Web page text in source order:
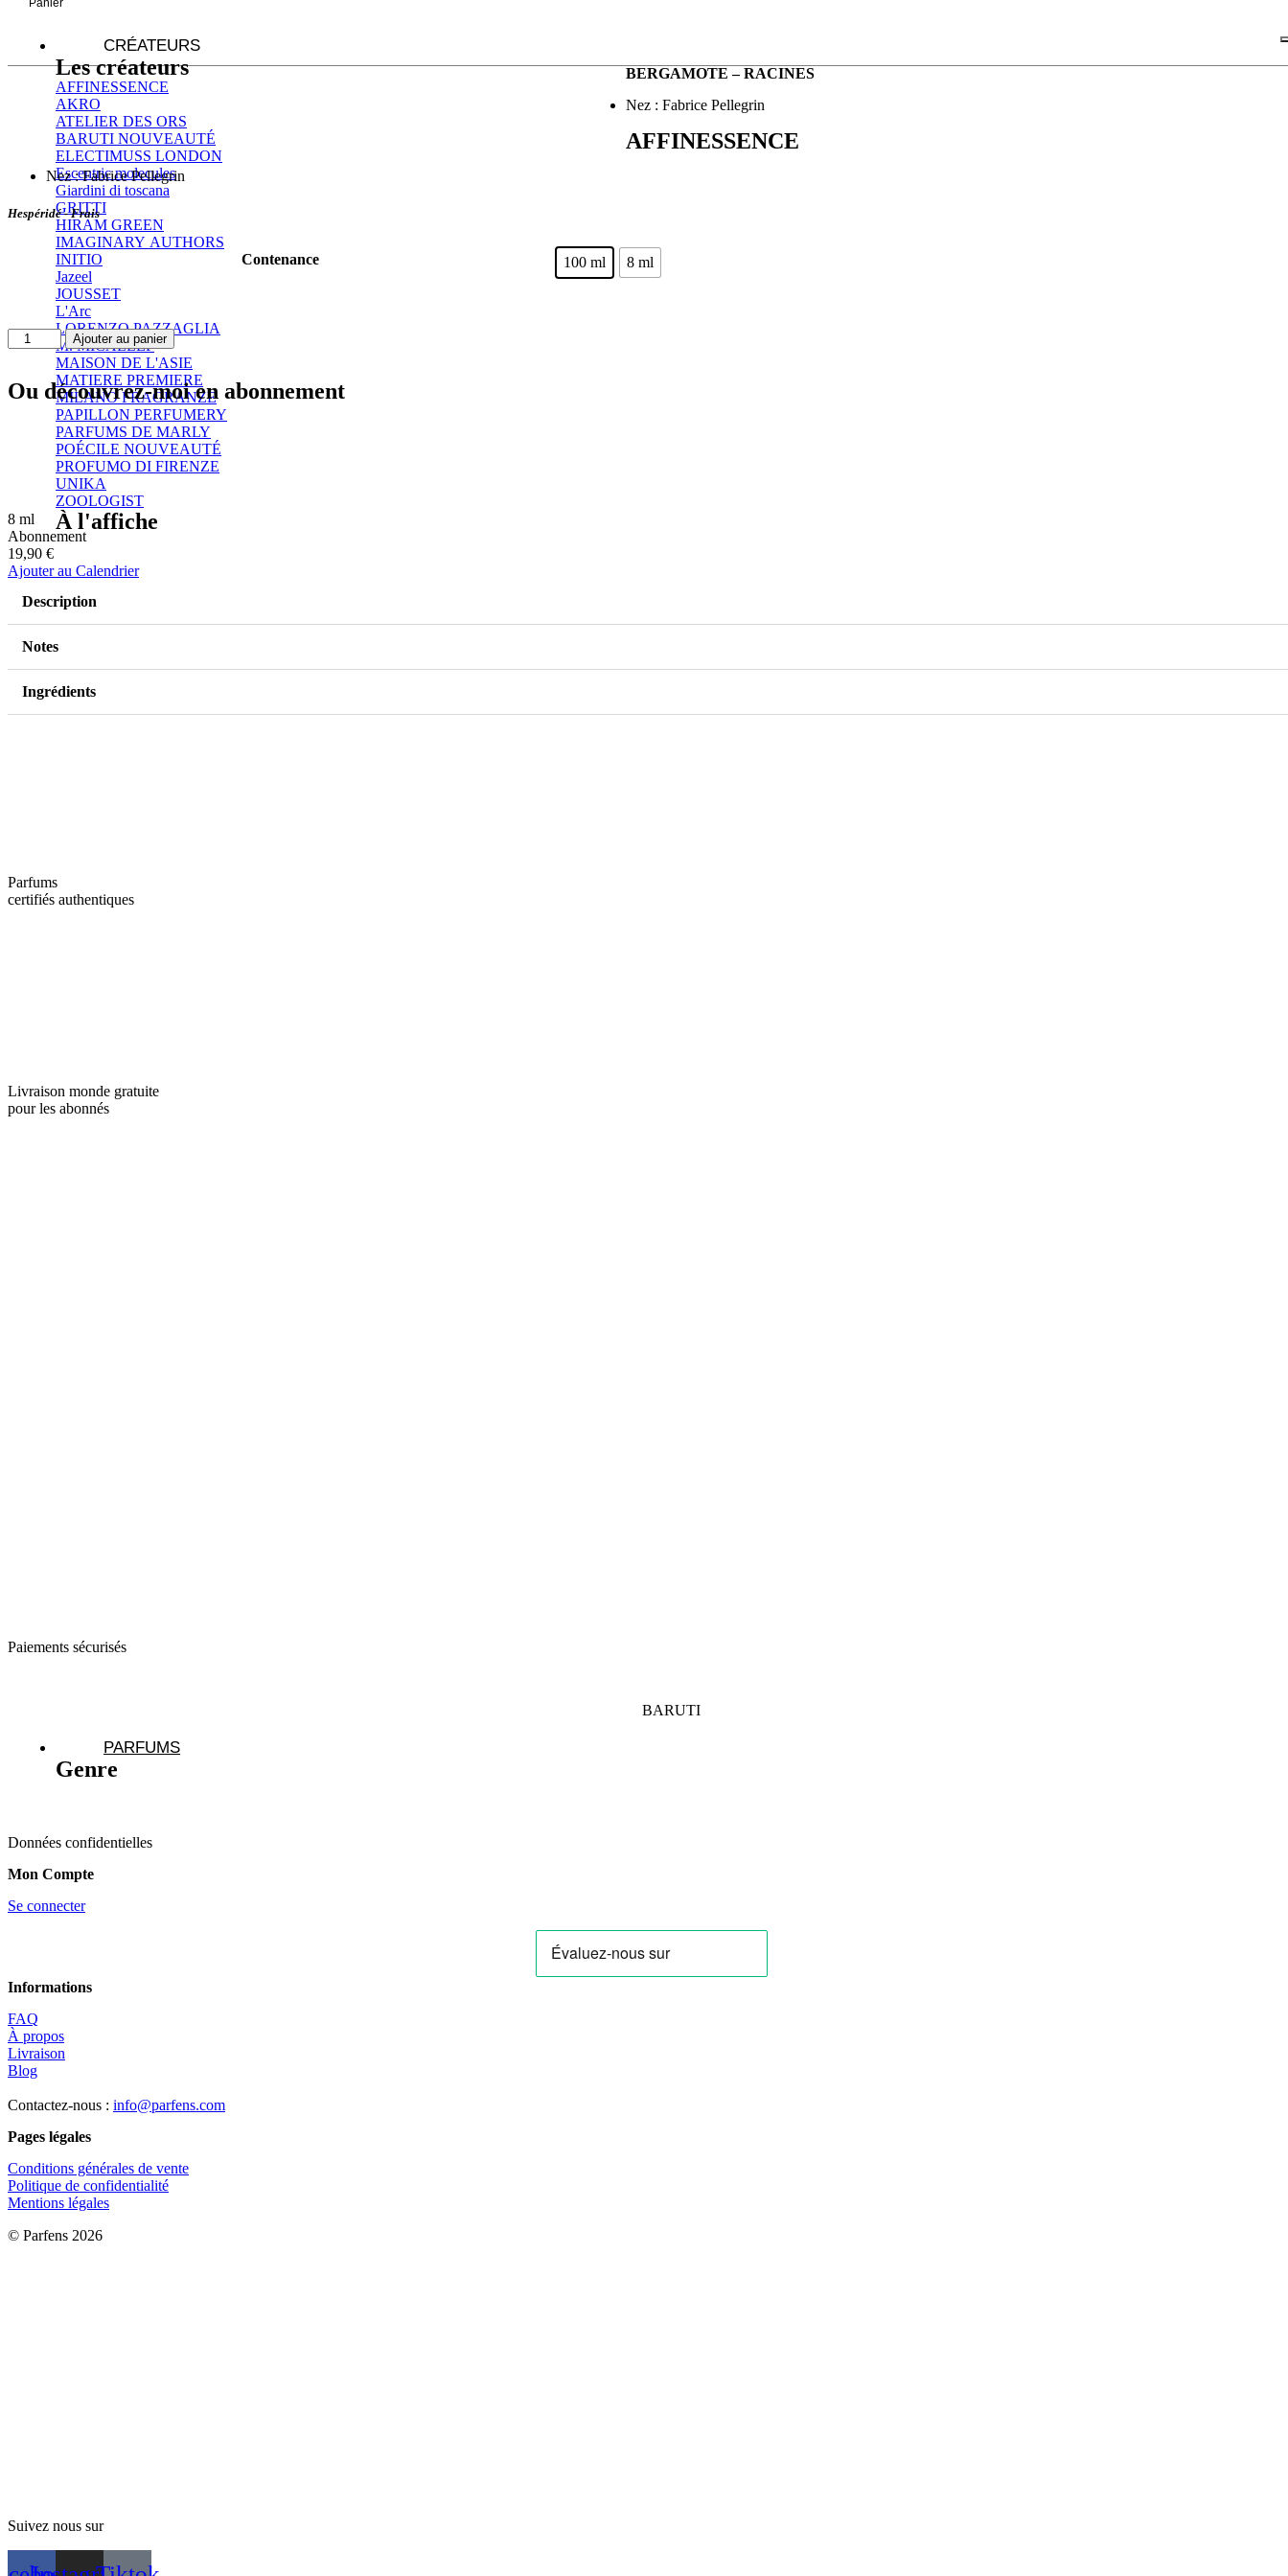
Panier
CRÉATEURS
Les créateurs
AFFINESSENCE
AKRO
ATELIER DES ORS
BARUTI NOUVEAUTÉ
ELECTIMUSS LONDON
Escentric molecules
Giardini di toscana
GRITTI
HIRAM GREEN
IMAGINARY AUTHORS
INITIO
Jazeel
JOUSSET
L'Arc
LORENZO PAZZAGLIA
M. MICALLEF
MAISON DE L'ASIE
MATIERE PREMIERE
MILANO FRAGRANZE
PAPILLON PERFUMERY
PARFUMS DE MARLY
POÉCILE NOUVEAUTÉ
PROFUMO DI FIRENZE
UNIKA
ZOOLOGIST
À l'affiche
BARUTI
PARFUMS
Genre
BERGAMOTE – RACINES
Nez : Fabrice Pellegrin
AFFINESSENCE
Nez : Fabrice Pellegrin
Hespéridé - Frais
Contenance 100 ml 8 ml
quantité
de
BERGAMOTE
-
RACINES
Ajouter au panier
Ou découvrez-moi en abonnement
8 ml
Abonnement
19,90 €
Ajouter au Calendrier
Description
Notes
Ingrédients
Parfums
certifiés authentiques
Livraison monde gratuite
pour les abonnés
Paiements sécurisés
Données confidentielles
Mon Compte
Se connecter
Informations
FAQ
À propos
Livraison
Blog
Contactez-nous : info@parfens.com
Pages légales
Conditions générales de vente
Politique de confidentialité
Mentions légales
© Parfens 2026
Suivez nous sur